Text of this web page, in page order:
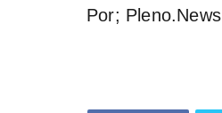
Por; Pleno.News